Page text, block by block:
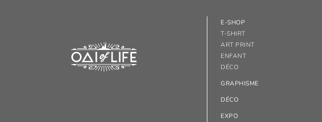
E-SHOP
T-SHIRT
ART PRINT
ENFANT
DÉCO
GRAPHISME
DÉCO
EXPO